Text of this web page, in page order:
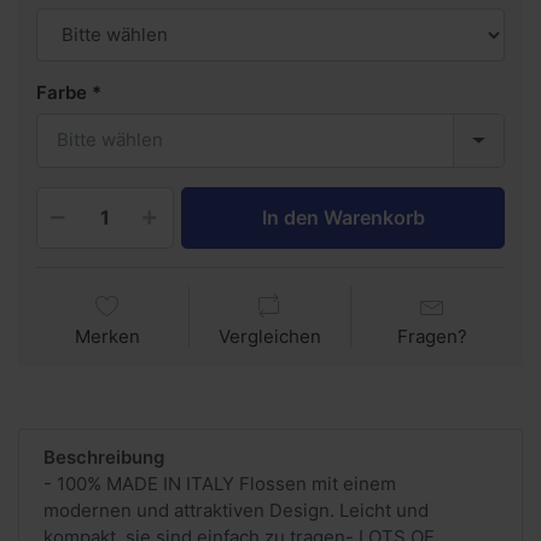
Farbe
Bitte wählen
In den Warenkorb
Merken Vergleichen Fragen?
Beschreibung
- 100% MADE IN ITALY Flossen mit einem
modernen und attraktiven Design. Leicht und